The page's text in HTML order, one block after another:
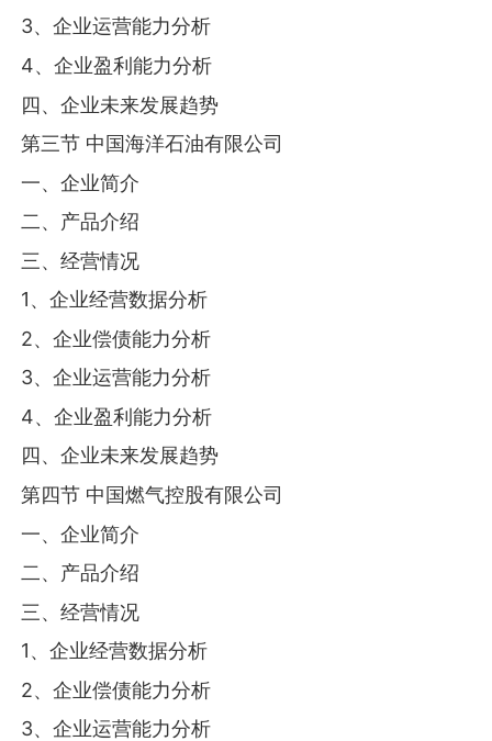
3、企业运营能力分析
4、企业盈利能力分析
四、企业未来发展趋势
第三节 中国海洋石油有限公司
一、企业简介
二、产品介绍
三、经营情况
1、企业经营数据分析
2、企业偿债能力分析
3、企业运营能力分析
4、企业盈利能力分析
四、企业未来发展趋势
第四节 中国燃气控股有限公司
一、企业简介
二、产品介绍
三、经营情况
1、企业经营数据分析
2、企业偿债能力分析
3、企业运营能力分析